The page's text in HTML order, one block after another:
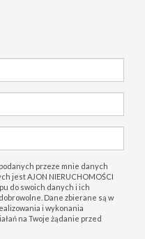
przeze mnie danych
jest AJON NIERUCHOMOŚCI
do swoich danych i ich
Dane zbierane są w
i wykonania
na Twoje żądanie przed